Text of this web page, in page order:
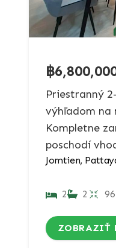
฿
Priestranný
výhľadom na
Kompletne
poschodí
Jomtien,
2 2
ZOBRAZIŤ